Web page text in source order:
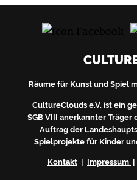
Räume für Kunst und Spiel
CultureClouds e.V. ist ein
SGB VIII anerkannter
Auftrag der
Spielprojekte für Kinder
Kontakt| Impressum |